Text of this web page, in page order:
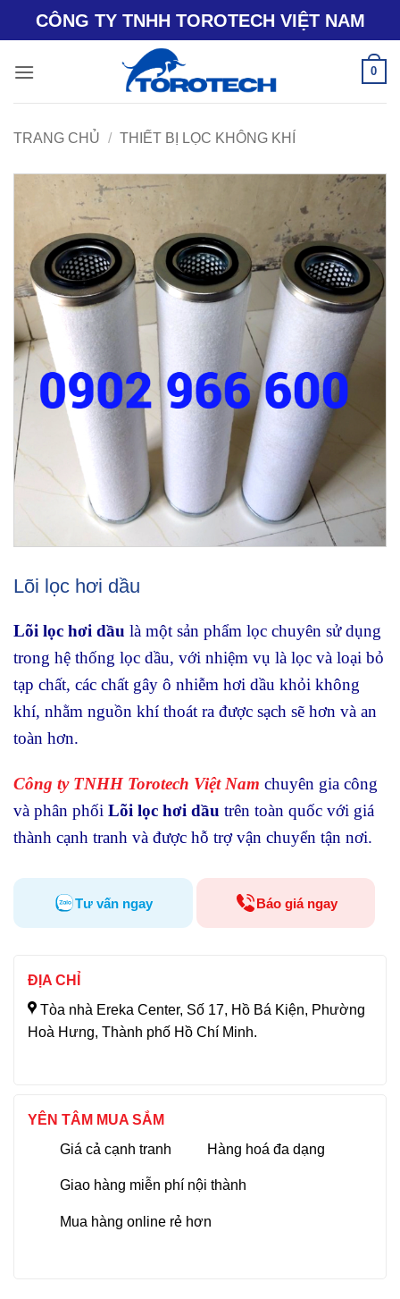
dung
CÔNG TY TNHH TOROTECH VIỆT NAM
0
TRANG CHỦ / THIẾT BỊ LỌC KHÔNG KHÍ
Lõi lọc hơi dầu
Lõi lọc hơi dầu là một sản phẩm lọc chuyên sử dụng
trong hệ thống lọc dầu, với nhiệm vụ là lọc và loại bỏ
tạp chất, các chất gây ô nhiễm hơi dầu khỏi không
khí, nhằm nguồn khí thoát ra được sạch sẽ hơn và an
toàn hơn.
Công ty TNHH Torotech Việt Nam chuyên gia công
và phân phối Lõi lọc hơi dầu trên toàn quốc với giá
thành cạnh tranh và được hỗ trợ vận chuyển tận nơi.
Tư vấn ngay Báo giá ngay
ĐỊA CHỈ
Tòa nhà Ereka Center, Số 17, Hồ Bá Kiện, Phường
Hoà Hưng, Thành phố Hồ Chí Minh.
YÊN TÂM MUA SẮM
Giá cả cạnh tranh
Hàng hoá đa dạng
Giao hàng miễn phí nội thành
Mua hàng online rẻ hơn